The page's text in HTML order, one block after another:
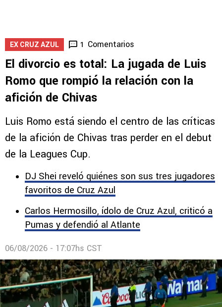
EX CRUZ AZUL 1 Comentarios
El divorcio es total: La jugada de Luis
Romo que rompió la relación con la
afición de Chivas
Luis Romo está siendo el centro de las críticas
de la afición de Chivas tras perder en el debut
de la Leagues Cup.
DJ Shei reveló quiénes son sus tres jugadores
favoritos de Cruz Azul
Carlos Hermosillo, ídolo de Cruz Azul, criticó a
Pumas y defendió al Atlante
06/08/2026 - 17:07hs CST